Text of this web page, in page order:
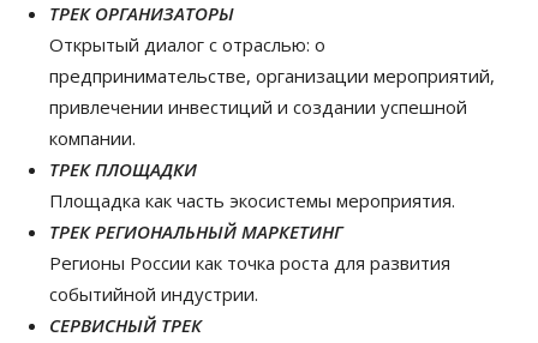
ТРЕК ОРГАНИЗАТОРЫ
Открытый диалог с отраслью: о
предпринимательстве, организации мероприятий,
привлечении инвестиций и создании успешной
компании.
ТРЕК ПЛОЩАДКИ
Площадка как часть экосистемы мероприятия.
ТРЕК РЕГИОНАЛЬНЫЙ МАРКЕТИНГ
Регионы России как точка роста для развития
событийной индустрии.
СЕРВИСНЫЙ ТРЕК